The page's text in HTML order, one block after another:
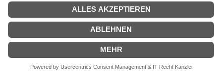
Copyright © 2026 skateshop.de
Informationen zur Echtheit der Bewertungen